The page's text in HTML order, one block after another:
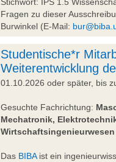
Stichwort: IPS 1.5
Fragen zu dieser
Burwinkel (E-Mail:
Studentische*r
Weiterentwicklung
01.10.2026 oder später, bis
Gesuchte Fachrichtung:
Mechatronik,
Das BIBAist ein